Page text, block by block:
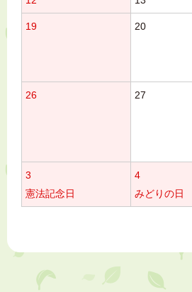
19 20
26 27
3
憲法記念日
4
みどりの日